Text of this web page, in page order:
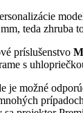
teda
príslušenstvo
s
je možné